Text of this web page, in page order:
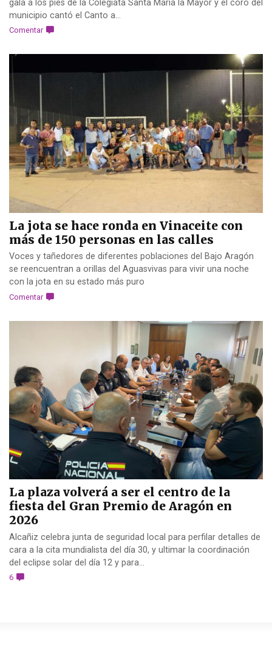
gala a los pies de la Colegiata Santa María la Mayor y el coro del
municipio cantó el Canto a...
Comentar
La jota se hace ronda en Vinaceite con
más de 150 personas en las calles
Voces y tañedores de diferentes poblaciones del Bajo Aragón
se reencuentran a orillas del Aguasvivas para vivir una noche
con la jota en su estado más puro
Comentar
La plaza volverá a ser el centro de la
fiesta del Gran Premio de Aragón en
2026
Alcañiz celebra junta de seguridad local para perfilar detalles de
cara a la cita mundialista del día 30, y ultimar la coordinación
del eclipse solar del día 12 y para...
6